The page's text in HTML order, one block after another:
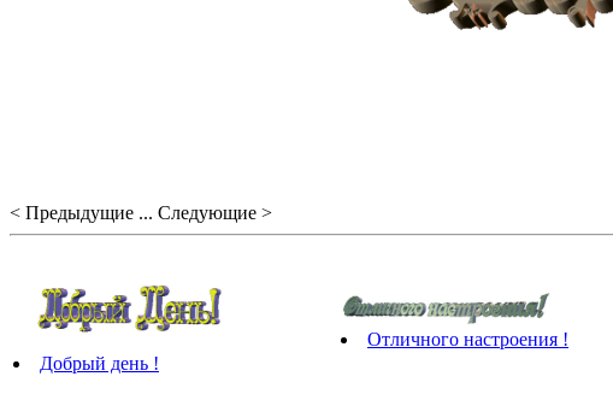
< Предыдущие ... Следующие >
Добрый день !
Отличного настроения !